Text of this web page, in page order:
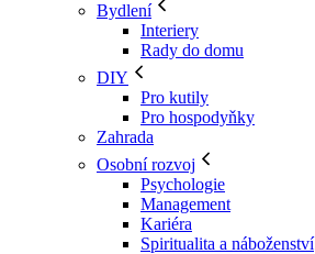
Bydlení
Interiery
Rady do domu
DIY
Pro kutily
Pro hospodyňky
Zahrada
Osobní rozvoj
Psychologie
Management
Kariéra
Spiritualita a náboženství